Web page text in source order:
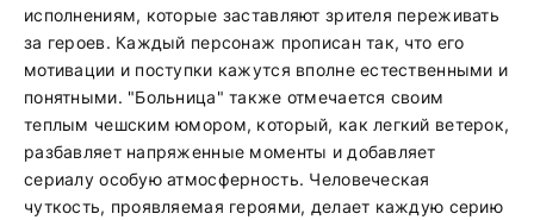
исполнениям, которые заставляют зрителя переживать
за героев. Каждый персонаж прописан так, что его
мотивации и поступки кажутся вполне естественными и
понятными. "Больница" также отмечается своим
теплым чешским юмором, который, как легкий ветерок,
разбавляет напряженные моменты и добавляет
сериалу особую атмосферность. Человеческая
чуткость, проявляемая героями, делает каждую серию